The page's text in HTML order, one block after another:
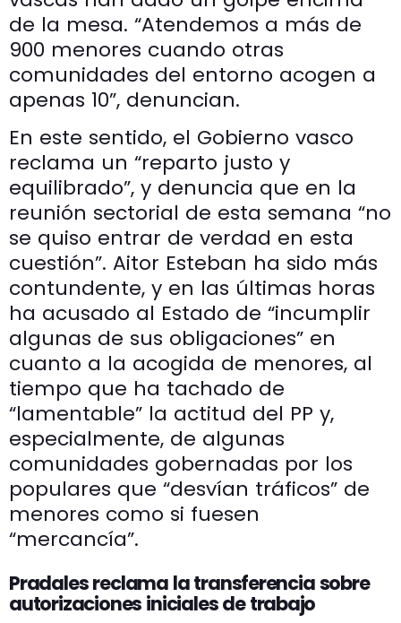
de la mesa. “Atendemos a más de
900 menores cuando otras
comunidades del entorno acogen a
apenas 10”, denuncian.
En este sentido, el Gobierno vasco
reclama un “reparto justo y
equilibrado”, y denuncia que en la
reunión sectorial de esta semana “no
se quiso entrar de verdad en esta
cuestión”. Aitor Esteban ha sido más
contundente, y en las últimas horas
ha acusado al Estado de “incumplir
algunas de sus obligaciones” en
cuanto a la acogida de menores, al
tiempo que ha tachado de
“lamentable” la actitud del PP y,
especialmente, de algunas
comunidades gobernadas por los
populares que “desvían tráficos” de
menores como si fuesen
“mercancía”.
Pradales reclama la transferencia sobre
autorizaciones iniciales de trabajo